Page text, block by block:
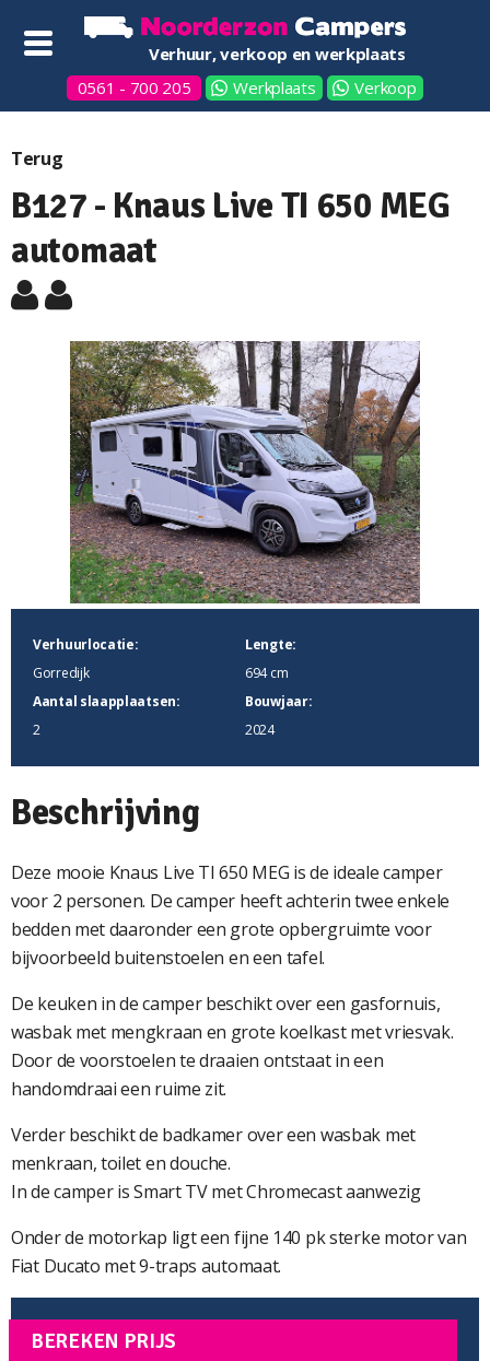
Verhuur, verkoop en werkplaats
0561 - 700 205
Werkplaats Verkoop
Terug
B127 - Knaus Live TI 650 MEG
automaat
Verhuurlocatie:
Gorredijk
Lengte:
694 cm
Aantal slaapplaatsen:
2
Bouwjaar:
2024
Beschrijving
Deze mooie Knaus Live TI 650 MEG is de ideale camper
voor 2 personen. De camper heeft achterin twee enkele
bedden met daaronder een grote opbergruimte voor
bijvoorbeeld buitenstoelen en een tafel.
De keuken in de camper beschikt over een gasfornuis,
wasbak met mengkraan en grote koelkast met vriesvak.
Door de voorstoelen te draaien ontstaat in een
handomdraai een ruime zit.
Verder beschikt de badkamer over een wasbak met
menkraan, toilet en douche.
In de camper is Smart TV met Chromecast aanwezig
Onder de motorkap ligt een fijne 140 pk sterke motor van
Fiat Ducato met 9-traps automaat.
BEREKEN PRIJS